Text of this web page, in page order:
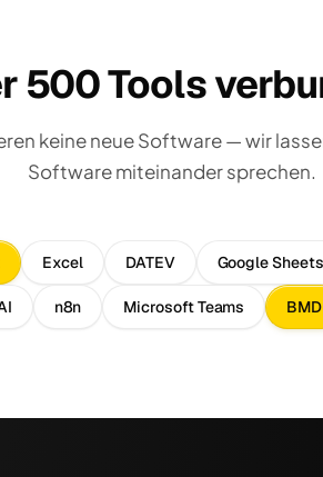
500 Tools
keine neue Software — wir
Software miteinander sprechen.
Excel DATEV Google Sheets
n8n Microsoft Teams BMD